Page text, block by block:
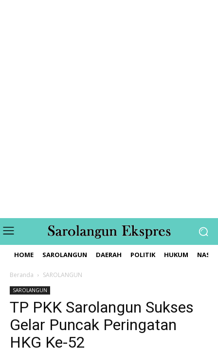
HOME SAROLANGUN DAERAH POLITIK HUKUM
Beranda SAROLANGUN
SAROLANGUN
TP PKK Sarolangun Sukses
Gelar Puncak Peringatan
HKG Ke-52